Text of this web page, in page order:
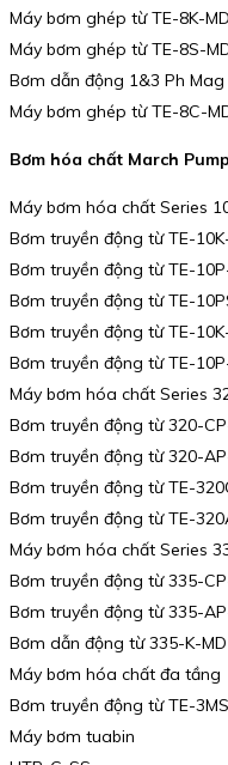
Máy bơm ghép từ TE-8K-MD
Máy bơm ghép từ TE-8S-
Bơm dẫn động 1&3 Ph Mag
Máy bơm ghép từ TE-8C-
Bơm hóa chất March
Máy bơm hóa chất Series
Bơm truyền động từ TE-
Bơm truyền động từ TE-
Bơm truyền động từ TE-
Bơm truyền động từ TE-
Bơm truyền động từ TE-
Máy bơm hóa chất Series
Bơm truyền động từ 320-
Bơm truyền động từ 320-
Bơm truyền động từ TE-
Bơm truyền động từ TE-
Máy bơm hóa chất Series
Bơm truyền động từ 335-
Bơm truyền động từ 335-
Bơm dẫn động từ 335-K-
Máy bơm hóa chất đa tầng
Bơm truyền động từ TE-
Máy bơm tuabin